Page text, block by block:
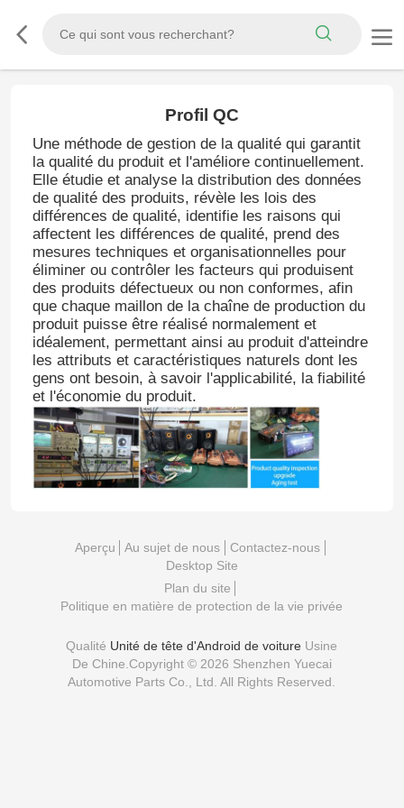
Profil QC
Une méthode de gestion de la qualité qui garantit
la qualité du produit et l'améliore continuellement.
Elle étudie et analyse la distribution des données
de qualité des produits, révèle les lois des
différences de qualité, identifie les raisons qui
affectent les différences de qualité, prend des
mesures techniques et organisationnelles pour
éliminer ou contrôler les facteurs qui produisent
des produits défectueux ou non conformes, afin
que chaque maillon de la chaîne de production du
produit puisse être réalisé normalement et
idéalement, permettant ainsi au produit d'atteindre
les attributs et caractéristiques naturels dont les
gens ont besoin, à savoir l'applicabilité, la fiabilité
et l'économie du produit.
Aperçu Au sujet de nous
Contactez-nous
Desktop Site
Plan du site
Politique en matière de protection de la vie privée
Qualité Unité de tête d'Android de voiture Usine
De Chine.Copyright © 2026 Shenzhen Yuecai
Automotive Parts Co., Ltd. All Rights Reserved.